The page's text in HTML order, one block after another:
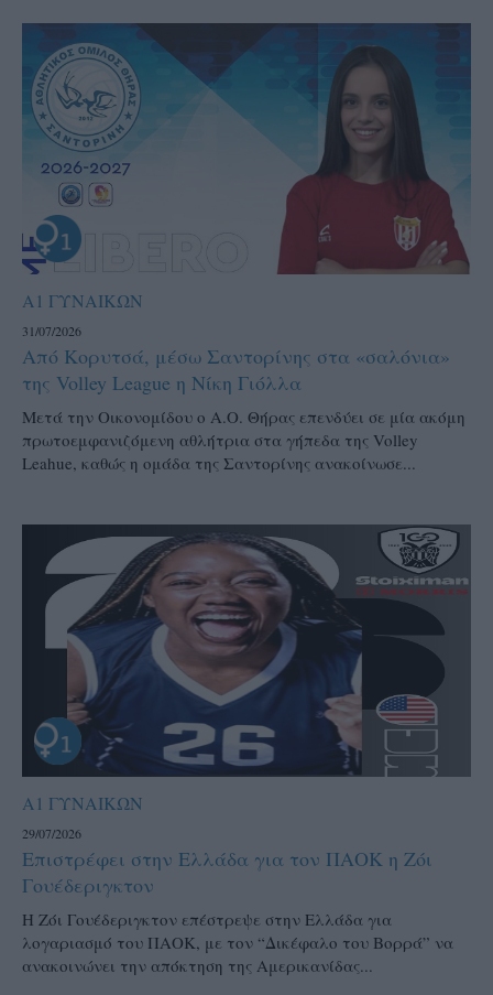
Α1 ΓΥΝΑΙΚΩΝ
31/07/2026
Από Κορυτσά, μέσω Σαντορίνης στα «σαλόνια»
της Volley League η Νίκη Γιόλλα
Μετά την Οικονομίδου ο Α.Ο. Θήρας επενδύει σε μία ακόμη
πρωτοεμφανιζόμενη αθλήτρια στα γήπεδα της Volley
Leahue, καθώς η ομάδα της Σαντορίνης ανακοίνωσε...
Α1 ΓΥΝΑΙΚΩΝ
29/07/2026
Επιστρέφει στην Ελλάδα για τον ΠΑΟΚ η Ζόι
Γουέδεριγκτον
Η Ζόι Γουέδεριγκτον επέστρεψε στην Ελλάδα για
λογαριασμό του ΠΑΟΚ, με τον “Δικέφαλο του Βορρά” να
ανακοινώνει την απόκτηση της Αμερικανίδας...